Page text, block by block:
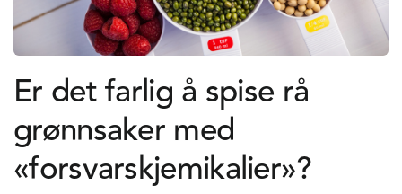
Bøker
Er det farlig å spise rå
grønnsaker med
«forsvarskjemikalier»?